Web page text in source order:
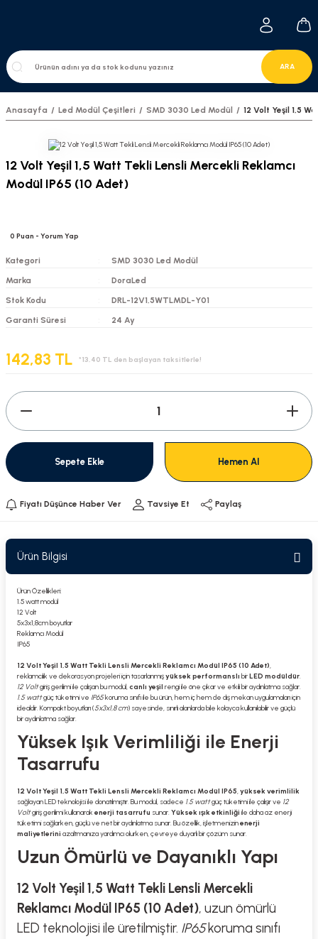
ARA
Anasayfa Led Modül Çeşitleri SMD 3030 Led Modül 12 Volt Yeşil 1,5
12 Volt Yeşil 1,5 Watt Tekli Lensli Mercekli Reklamcı
Modül IP65 (10 Adet)
0 Puan - Yorum Yap
Kategori
SMD 3030 Led Modül
Marka
DoraLed
Stok Kodu
DRL-12V1,5WTLMDL-Y01
Garanti Süresi
24 Ay
142,83 TL *13,40 TL den başlayan taksitlerle!
Sepete Ekle Hemen Al
Fiyatı Düşünce Haber Ver Tavsiye Et Paylaş
Ürün Bilgisi
Ürün Özellikleri:
1.5 watt modül
12 Volt
5x3x1,8cm boyutlar
Reklamcı Modül
IP65
12 Volt Yeşil 1,5 Watt Tekli Lensli Mercekli Reklamcı Modül IP65 (10 Adet),
reklamcılık ve dekorasyon projeleri için tasarlanmışyüksek performanslı birLED modüldür.
12 Voltgiriş gerilimi ile çalışan bu modül,canlı yeşil rengi ile öne çıkar ve etkili bir aydınlatma sağlar.
1.5 wattgüç tüketimi ve IP65koruma sınıfı ile bu ürün, hem iç hem de dış mekan uygulamaları için
idealdir. Kompakt boyutları (5x3x1,8 cm) sayesinde, sınırlı alanlarda bile kolayca kullanılabilir ve güçlü
bir aydınlatma sağlar.
Yüksek Işık Verimliliği ile Enerji
Tasarrufu
12 Volt Yeşil 1,5 Watt Tekli Lensli Mercekli Reklamcı Modül IP65,yüksek verimlilik
sağlayan LED teknolojisi ile donatılmıştır. Bu modül, sadece 1.5 wattgüç tüketimi ile çalışır ve 12
Voltgiriş gerilimi kullanarak enerji tasarrufu sunar. Yüksek ışık etkinliği ile daha az enerji
tüketimi sağlarken, güçlü ve net bir aydınlatma sunar. Bu özellik, işletmenizinenerji
maliyetlerini azaltmanıza yardımcı olurken, çevreye duyarlı bir çözüm sunar.
Uzun Ömürlü ve Dayanıklı Yapı
12 Volt Yeşil 1,5 Watt Tekli Lensli Mercekli
Reklamcı Modül IP65 (10 Adet), uzun ömürlü
LED teknolojisi ile üretilmiştir. IP65koruma sınıfı